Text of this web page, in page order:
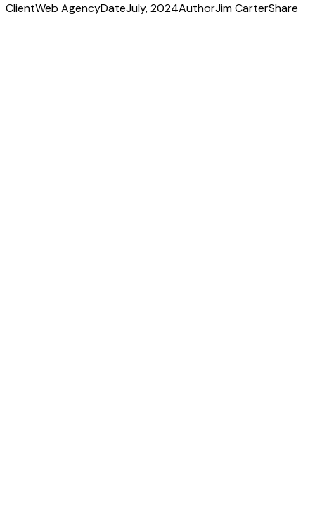
ClientWeb AgencyDateJuly, 2024AuthorJim CarterShare